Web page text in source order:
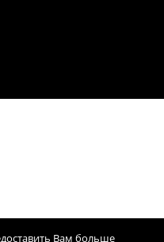
Вам больше